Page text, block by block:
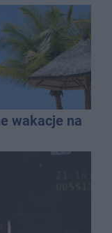
wakacje na